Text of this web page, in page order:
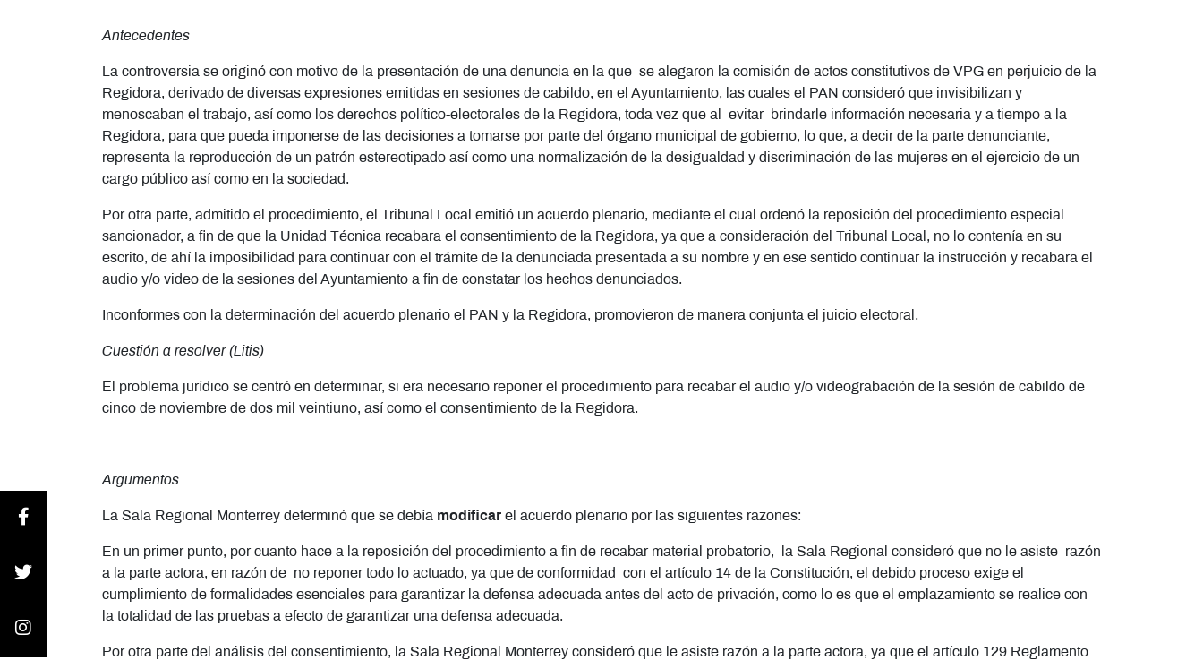
Antecedentes
La controversia se originó con motivo de la presentación de una denuncia en la que se alegaron la comisión de actos constitutivos de VPG en perjuicio de la
Regidora, derivado de diversas expresiones emitidas en sesiones de cabildo, en el Ayuntamiento, las cuales el PAN consideró que invisibilizan y
menoscaban el trabajo, así como los derechos político-electorales de la Regidora, toda vez que al evitar brindarle información necesaria y a tiempo a la
Regidora, para que pueda imponerse de las decisiones a tomarse por parte del órgano municipal de gobierno, lo que, a decir de la parte denunciante,
representa la reproducción de un patrón estereotipado así como una normalización de la desigualdad y discriminación de las mujeres en el ejercicio de un
cargo público así como en la sociedad.
Por otra parte, admitido el procedimiento, el Tribunal Local emitió un acuerdo plenario, mediante el cual ordenó la reposición del procedimiento especial
sancionador, a fin de que la Unidad Técnica recabara el consentimiento de la Regidora, ya que a consideración del Tribunal Local, no lo contenía en su
escrito, de ahí la imposibilidad para continuar con el trámite de la denunciada presentada a su nombre y en ese sentido continuar la instrucción y recabara el
audio y/o video de la sesiones del Ayuntamiento a fin de constatar los hechos denunciados.
Inconformes con la determinación del acuerdo plenario el PAN y la Regidora, promovieron de manera conjunta el juicio electoral.
Cuestión a resolver (Litis)
El problema jurídico se centró en determinar, si era necesario reponer el procedimiento para recabar el audio y/o videograbación de la sesión de cabildo de
cinco de noviembre de dos mil veintiuno, así como el consentimiento de la Regidora.
Argumentos
La Sala Regional Monterrey determinó que se debía modificar el acuerdo plenario por las siguientes razones:
En un primer punto, por cuanto hace a la reposición del procedimiento a fin de recabar material probatorio, la Sala Regional consideró que no le asiste razón
a la parte actora, en razón de no reponer todo lo actuado, ya que de conformidad con el artículo 14 de la Constitución, el debido proceso exige el
cumplimiento de formalidades esenciales para garantizar la defensa adecuada antes del acto de privación, como lo es que el emplazamiento se realice con
la totalidad de las pruebas a efecto de garantizar una defensa adecuada.
Por otra parte del análisis del consentimiento, la Sala Regional Monterrey consideró que le asiste razón a la parte actora, ya que el artículo 129 Reglamento